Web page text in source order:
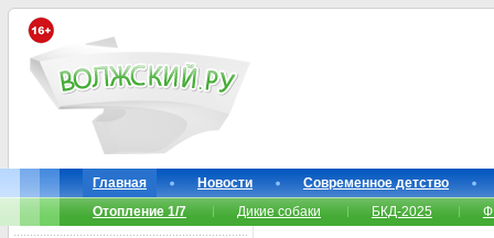
Главная Новости
Современное детство
Отопление 1/7
Дикие собаки БКД-2025